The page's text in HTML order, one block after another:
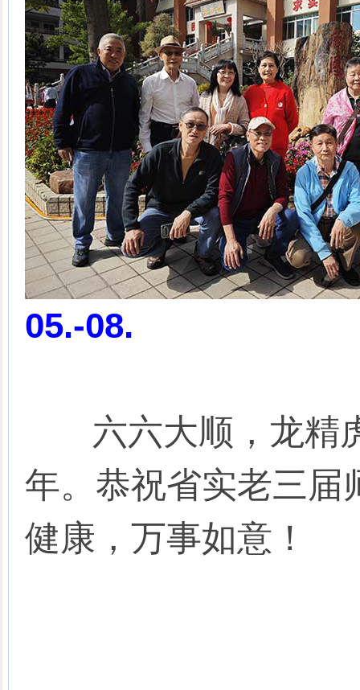
05.-08.
六六大顺，龙精
年。恭祝省实老三届
健康，万事如意！